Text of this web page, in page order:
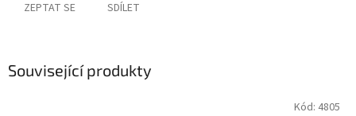
ZEPTAT SE SDÍLET
Související produkty
Kód: 4805